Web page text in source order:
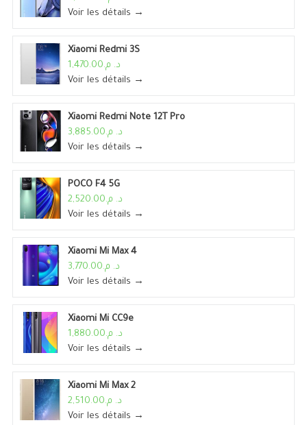
Voir les détails →
Xiaomi Redmi 3S
د. م.1,470.00
Voir les détails →
Xiaomi Redmi Note 12T Pro
د. م.3,885.00
Voir les détails →
POCO F4 5G
د. م.2,520.00
Voir les détails →
Xiaomi Mi Max 4
د. م.3,770.00
Voir les détails →
Xiaomi Mi CC9e
د. م.1,880.00
Voir les détails →
Xiaomi Mi Max 2
د. م.2,510.00
Voir les détails →